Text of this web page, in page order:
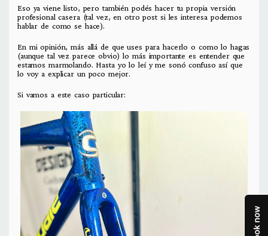
Eso ya viene listo, pero también podés hacer tu propia versión
profesional casera (tal vez, en otro post si les interesa podemos
hablar de como se hace).
En mi opinión, más allá de que uses para hacerlo o como lo hagas
(aunque tal vez parece obvio) lo más importante es entender que
estamos marmolando. Hasta yo lo leí y me sonó confuso así que
lo voy a explicar un poco mejor.
Si vamos a este caso particular: